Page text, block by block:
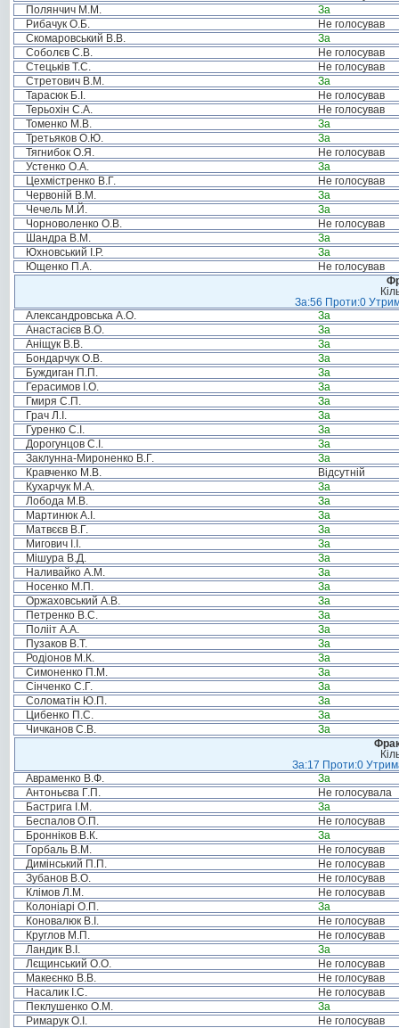
Полянчич М.М.
За
Рибачук О.Б.
Не голосував
Скомаровський В.В.
За
Соболєв С.В.
Не голосував
Стецьків Т.С.
Не голосував
Стретович В.М.
За
Тарасюк Б.І.
Не голосував
Терьохін С.А.
Не голосував
Томенко М.В.
За
Третьяков О.Ю.
За
Тягнибок О.Я.
Не голосував
Устенко О.А.
За
Цехмістренко В.Г.
Не голосував
Червоній В.М.
За
Чечель М.Й.
За
Чорноволенко О.В.
Не голосував
Шандра В.М.
За
Юхновський І.Р.
За
Ющенко П.А.
Не голосував
За:56 Проти:0
Александровська А.О.
За
Анастасієв В.О.
За
Аніщук В.В.
За
Бондарчук О.В.
За
Буждиган П.П.
За
Герасимов І.О.
За
Гмиря С.П.
За
Грач Л.І.
За
Гуренко С.І.
За
Дорогунцов С.І.
За
Заклунна-Мироненко В.Г.
За
Кравченко М.В.
Відсутній
Кухарчук М.А.
За
Лобода М.В.
За
Мартинюк А.І.
За
Матвєєв В.Г.
За
Мигович І.І.
За
Мішура В.Д.
За
Наливайко А.М.
За
Носенко М.П.
За
Оржаховський А.В.
За
Петренко В.С.
За
Полііт А.А.
За
Пузаков В.Т.
За
Родіонов М.К.
За
Симоненко П.М.
За
Сінченко С.Г.
За
Соломатін Ю.П.
За
Цибенко П.С.
За
Чичканов С.В.
За
За:17 Проти:0
Авраменко В.Ф.
За
Антоньєва Г.П.
Не голосувала
Бастрига І.М.
За
Беспалов О.П.
Не голосував
Бронніков В.К.
За
Горбаль В.М.
Не голосував
Димінський П.П.
Не голосував
Зубанов В.О.
Не голосував
Клімов Л.М.
Не голосував
Колоніарі О.П.
За
Коновалюк В.І.
Не голосував
Круглов М.П.
Не голосував
Ландик В.І.
За
Лєщинський О.О.
Не голосував
Макеєнко В.В.
Не голосував
Насалик І.С.
Не голосував
Пеклушенко О.М.
За
Римарук О.І.
Не голосував